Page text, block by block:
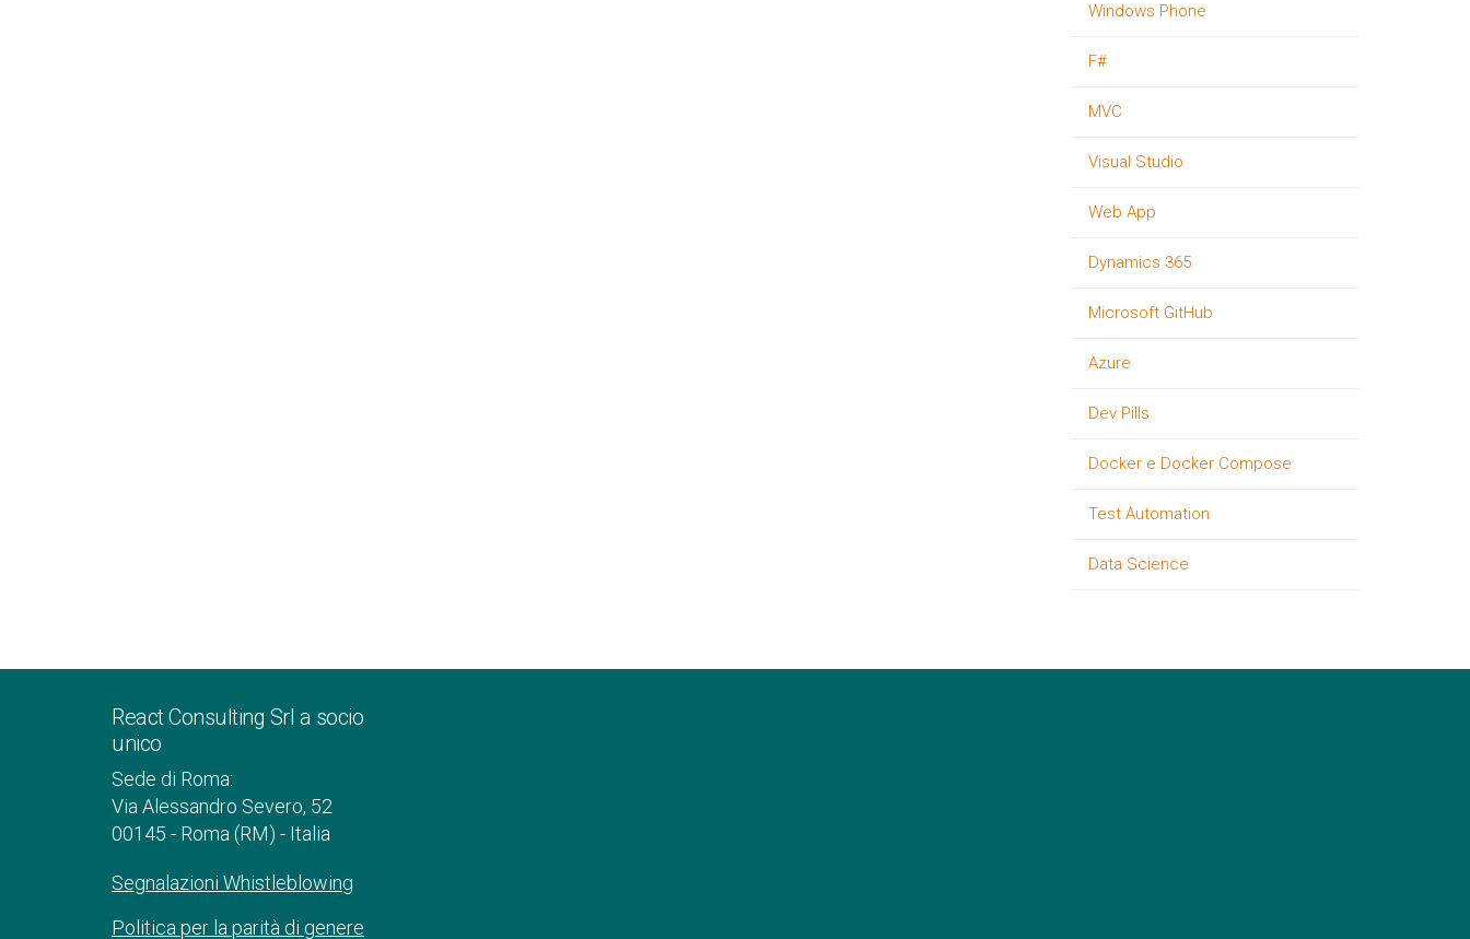
Windows Phone
F#
MVC
Visual Studio
Web App
Dynamics 365
Microsoft GitHub
Azure
Dev Pills
Docker e Docker Compose
Test Automation
Data Science
React Consulting Srl a socio
unico
Sede di Roma:
Via Alessandro Severo, 52
00145 - Roma (RM) - Italia
Segnalazioni Whistleblowing
Politica per la parità di genere